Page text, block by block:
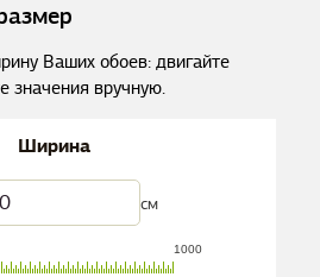
Ваших обоев: двигайте
значения вручную.
Ширина
см
1000